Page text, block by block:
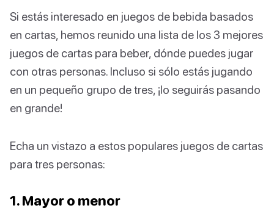
Si estás interesado en juegos de bebida basados
en cartas, hemos reunido una lista de los 3 mejores
juegos de cartas para beber, dónde puedes jugar
con otras personas. Incluso si sólo estás jugando
en un pequeño grupo de tres, ¡lo seguirás pasando
en grande!
Echa un vistazo a estos populares juegos de cartas
para tres personas:
1. Mayor o menor